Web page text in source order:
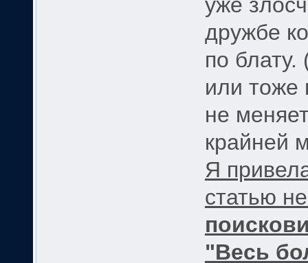
дружбе
по
или тоже
не
крайней
Я
статью
"Весь